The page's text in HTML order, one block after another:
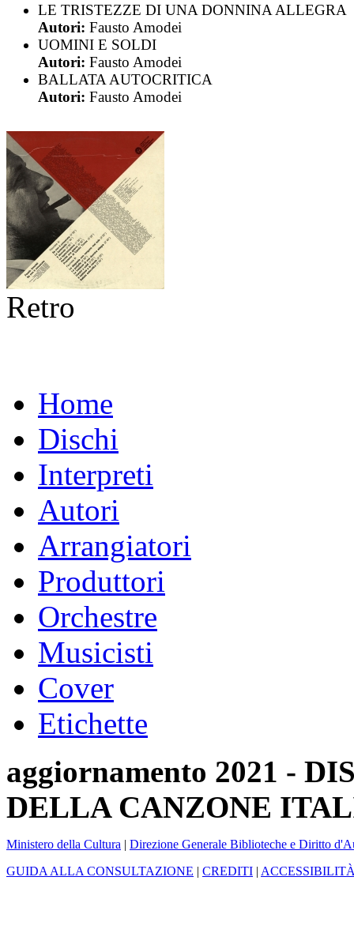
LE TRISTEZZE DI UNA DONNINA ALLEGRA
Autori: Fausto Amodei
UOMINI E SOLDI
Autori: Fausto Amodei
BALLATA AUTOCRITICA
Autori: Fausto Amodei
Retro
Home
Dischi
Interpreti
Autori
Arrangiatori
Produttori
Orchestre
Musicisti
Cover
Etichette
aggiornamento 2021 -
DELLA CANZONE
Ministero della Cultura | Direzione Generale Biblioteche e Diritto
GUIDA ALLA CONSULTAZIONE | CREDITI |